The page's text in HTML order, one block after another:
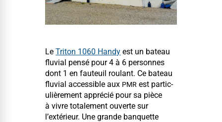
LeTri­ton 1060 Handy est un bateau
flu­vial pen­sé pour 4 à 6 per­son­nes
dont 1 en fau­teuil roulant. Ce bateau
flu­vial acces­si­ble aux PMR est par­ti­c­
ulière­ment appré­cié pour sa pièce
à vivre totale­ment ouverte sur
l’extérieur. Une grande ban­quette